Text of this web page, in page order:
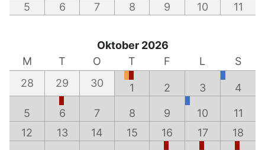
5
6 7 8 9 10 11
Oktober 2026
M
T O T F L
S
28
29 30 1 2 3 4
5 6 7 8 9 10
11
12
13 14 15 16 17 18